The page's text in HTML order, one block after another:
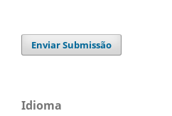
Enviar Submissão
Idioma